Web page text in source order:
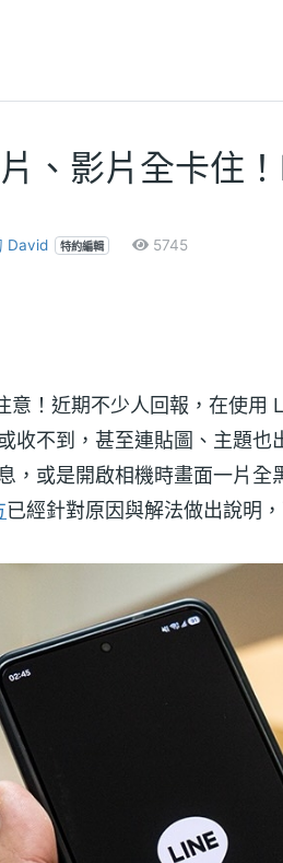
、影片全卡住
David 特約編輯 5745
！近期不少人回報，在使用
收不到，甚至連貼圖、主題
，或是開啟相機時畫面一片
已經針對原因與解法做出說明